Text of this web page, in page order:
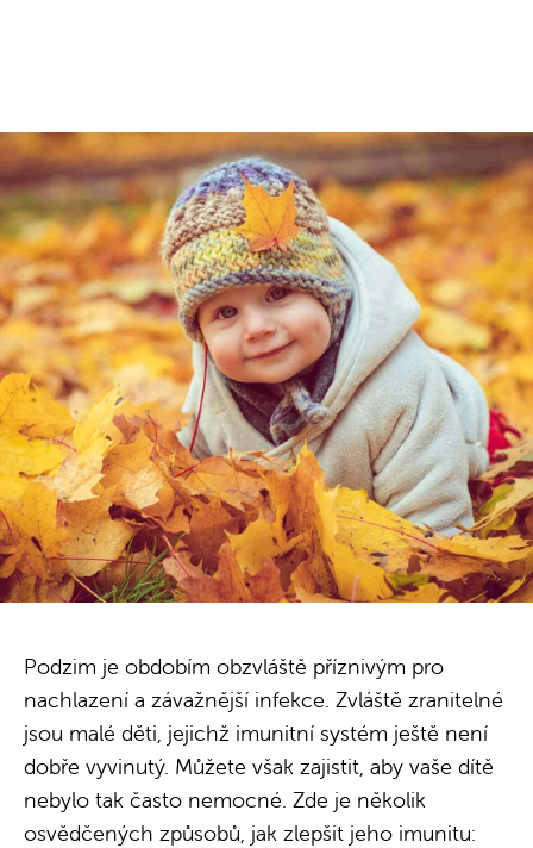
Podzim je obdobím obzvláště příznivým pro
nachlazení a závažnější infekce. Zvláště zranitelné
jsou malé děti, jejichž imunitní systém ještě není
dobře vyvinutý. Můžete však zajistit, aby vaše dítě
nebylo tak často nemocné. Zde je několik
osvědčených způsobů, jak zlepšit jeho imunitu: